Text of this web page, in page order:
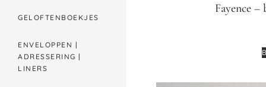
GELOFTENBOEKJES
ENVELOPPEN |
ADRESSERING |
LINERS
Fayence –